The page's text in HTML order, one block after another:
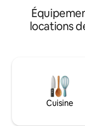
les ustensiles
du séjour. Baignoire complète avec
douche avec vue
locations
Cuisine